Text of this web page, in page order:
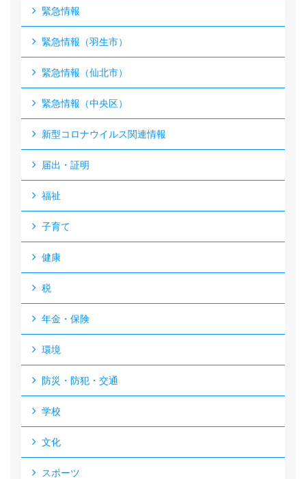
緊急情報
緊急情報（羽生市）
緊急情報（仙北市）
緊急情報（中央区）
新型コロナウイルス関連情報
届出・証明
福祉
子育て
健康
税
年金・保険
環境
防災・防犯・交通
学校
文化
スポーツ